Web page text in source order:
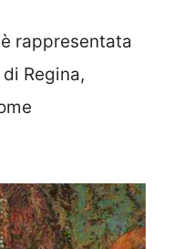
rappresentata
Regina,